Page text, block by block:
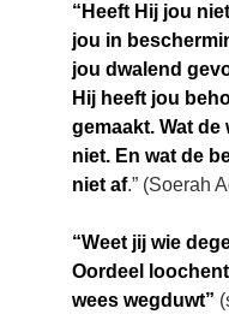
“Heeft Hij jou
jou in
jou dwalend
Hij heeft jou
gemaakt. Wat
niet. En wat de
niet af.” (Soerah
“Weet jij wie
Oordeel
wees wegduwt”